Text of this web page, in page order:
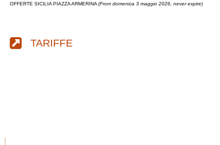
OFFERTE SICILIA PIAZZA ARMERINA (From domenica 3 maggio 2026, never expire)
TARIFFE